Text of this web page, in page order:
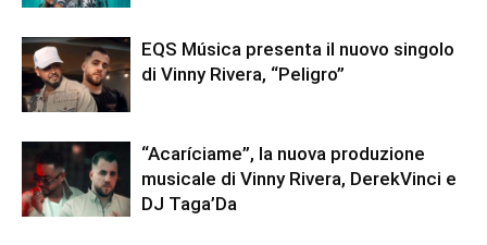
EQS Música presenta il nuovo singolo
di Vinny Rivera, “Peligro”
“Acaríciame”, la nuova produzione
musicale di Vinny Rivera, DerekVinci e
DJ Taga’Da